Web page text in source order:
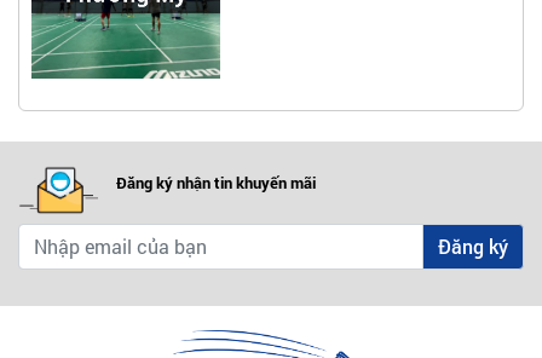
Đăng ký nhận tin khuyến mãi
Đăng ký